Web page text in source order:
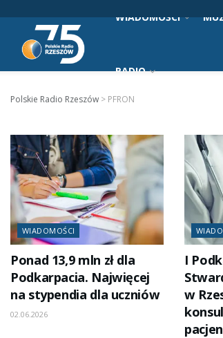
WIADOMOŚCI
RADIO
Polskie Radio Rzeszów > PFRON
WIADOMOŚCI
Ponad 13,9 mln zł dla
Podkarpacia. Najwięcej
na stypendia dla uczniów
02.06.2026
I
w